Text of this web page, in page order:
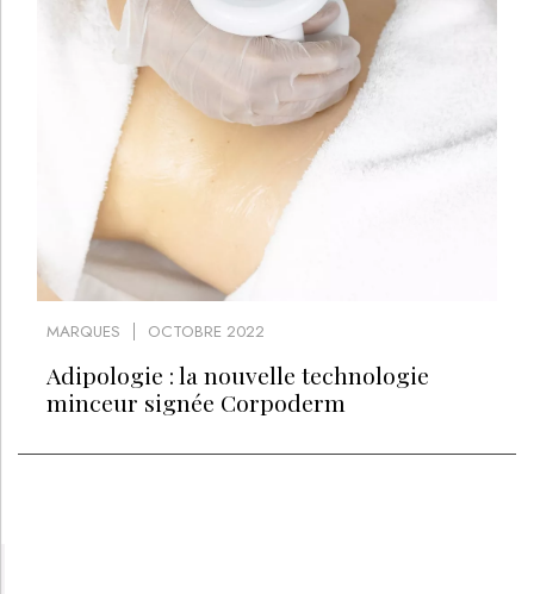
MARQUES OCTOBRE 2022
Adipologie : la nouvelle technologie
minceur signée Corpoderm